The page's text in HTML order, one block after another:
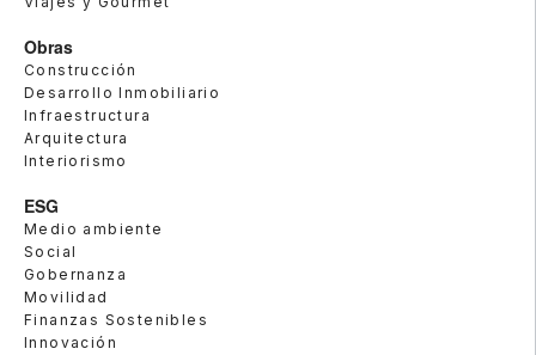
Obras
Construcción
Desarrollo Inmobiliario
Infraestructura
Arquitectura
Interiorismo
ESG
Medio ambiente
Social
Gobernanza
Movilidad
Finanzas Sostenibles
Innovación